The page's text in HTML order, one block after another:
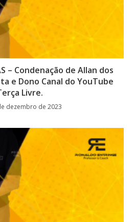
– Condenação de Allan dos
e Dono Canal do YouTube
Livre.
dezembro de 2023